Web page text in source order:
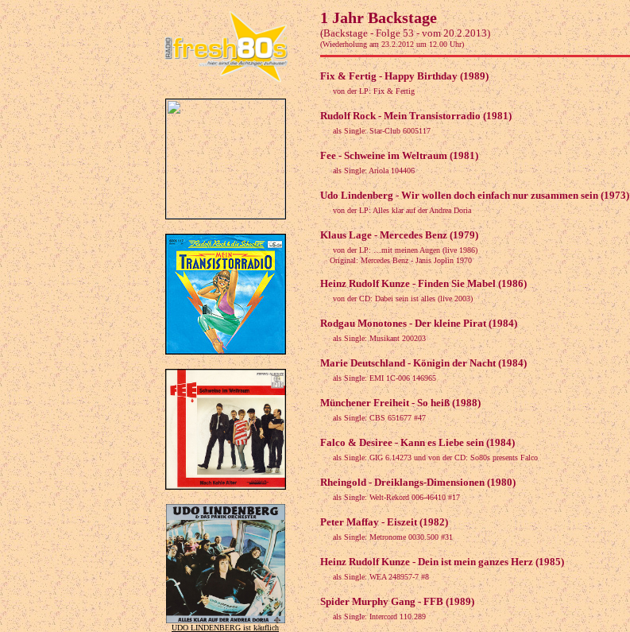
UDO LINDENBERG ist käuflich
1 Jahr Backstage
(Backstage - Folge 53 - vom 20.2.2013)
(Wiederholung am 23.2.2012 um 12.00 Uhr)
Fix & Fertig - Happy Birthday (1989)
von der LP: Fix & Fertig
Rudolf Rock - Mein Transistorradio (1981)
als Single: Star-Club 6005117
Fee - Schweine im Weltraum (1981)
als Single: Ariola 104406
Udo Lindenberg - Wir wollen doch einfach nur zusammen sein (1973)
von der LP: Alles klar auf der Andrea Doria
Klaus Lage - Mercedes Benz (1979)
von der LP: …mit meinen Augen (live 1986)
Original: Mercedes Benz - Janis Joplin 1970
Heinz Rudolf Kunze - Finden Sie Mabel (1986)
von der CD: Dabei sein ist alles (live 2003)
Rodgau Monotones - Der kleine Pirat (1984)
als Single: Musikant 200203
Marie Deutschland - Königin der Nacht (1984)
als Single: EMI 1C-006 146965
Münchener Freiheit - So heiß (1988)
als Single: CBS 651677 #47
Falco & Desiree - Kann es Liebe sein (1984)
als Single: GIG 6.14273 und von der CD: So80s presents Falco
Rheingold - Dreiklangs-Dimensionen (1980)
als Single: Welt-Rekord 006-46410 #17
Peter Maffay - Eiszeit (1982)
als Single: Metronome 0030.500 #31
Heinz Rudolf Kunze - Dein ist mein ganzes Herz (1985)
als Single: WEA 248957-7 #8
Spider Murphy Gang - FFB (1989)
als Single: Intercord 110.289